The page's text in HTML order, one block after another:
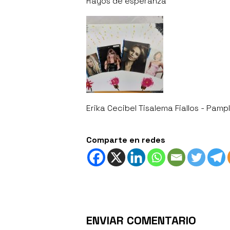
Erika Cecibel Tisalema Fiallos -
Comparte en redes
ENVIAR COMENTARIO